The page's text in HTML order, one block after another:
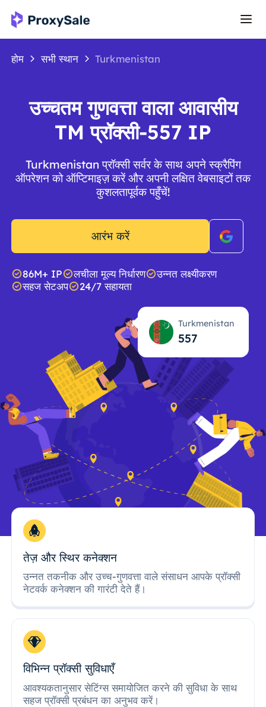
होम सभी स्थान Turkmenistan
उच्चतम गुणवत्ता वाला आवासीय
TM प्रॉक्सी-557 IP
Turkmenistan प्रॉक्सी सर्वर के साथ अपने स्क्रैपिंग
ऑपरेशन को ऑप्टिमाइज़ करें और अपनी लक्षित वेबसाइटों तक
कुशलतापूर्वक पहुँचें!
आरंभ करें
86M+ IP लचीला मूल्य निर्धारण
उन्नत लक्ष्यीकरण
सहज सेटअप
24/7 सहायता
Turkmenistan
557
तेज़ और स्थिर कनेक्शन
उन्नत तकनीक और उच्च-गुणवत्ता वाले संसाधन आपके प्रॉक्सी
नेटवर्क कनेक्शन की गारंटी देते हैं।
विभिन्न प्रॉक्सी सुविधाएँ
आवश्यकतानुसार सेटिंग्स समायोजित करने की सुविधा के साथ
सहज प्रॉक्सी प्रबंधन का अनुभव करें।